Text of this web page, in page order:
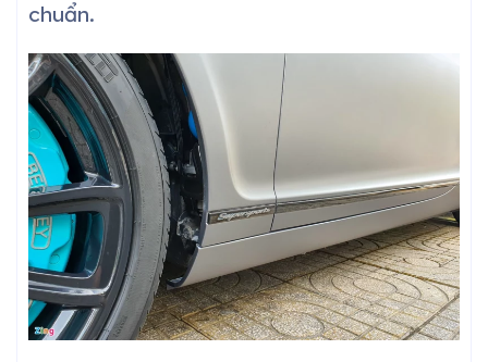
chuẩn.